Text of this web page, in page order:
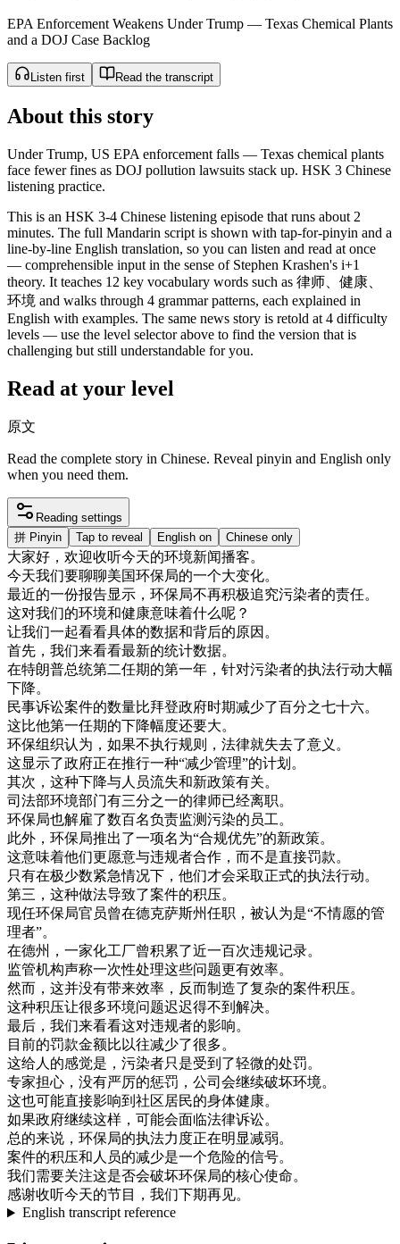
EPA Enforcement Weakens Under Trump — Texas Chemical Plants
and a DOJ Case Backlog
Listen first Read the transcript
About this story
Under Trump, US EPA enforcement falls — Texas chemical plants
face fewer fines as DOJ pollution lawsuits stack up. HSK 3 Chinese
listening practice.
This is an HSK 3-4 Chinese listening episode that runs about 2
minutes. The full Mandarin script is shown with tap-for-pinyin and a
line-by-line English translation, so you can listen and read at once
— comprehensible input in the sense of Stephen Krashen's i+1
theory. It teaches 12 key vocabulary words such as 律师、健康、
环境 and walks through 4 grammar patterns, each explained in
English with examples. The same news story is retold at 4 difficulty
levels — use the level selector above to find the version that is
challenging but still understandable for you.
Read at your level
原文
Read the complete story in Chinese. Reveal pinyin and English only
when you need them.
Reading settings
拼 Pinyin Tap to reveal English on Chinese only
大家好 ， 欢迎收听今天的环境新闻播客。
今天我们要聊聊美国环保局的一个大变化。
最近的一份报告显示 ， 环保局不再积极追究污染者的责任。
这对我们的环境和健康意味着什么呢 ？
让我们一起看看具体的数据和背后的原因 。
首先 ， 我们来看看最新的统计数据。
在特朗普总统第二任期的第一年 ， 针对污染者的执法行动大幅
下降。
民事诉讼案件的数量比拜登政府时期减少了百分之七十六。
这比他第一任期的下降幅度还要大。
环保组织认为 ， 如果不执行规则 ， 法律就失去了意义 。
这显示了政府正在推行一种“减少管理”的计划 。
其次 ， 这种下降与人员流失和新政策有关。
司法部环境部门有三分之一的律师已经离职。
环保局也解雇了数百名负责监测污染的 员工。
此外 ， 环保局推出了一项名为“合规优先”的新政策。
这意味着他们更愿意与违规者合作 ， 而不是直接罚款。
只有在极少数紧急情况下 ， 他们才会采取正式的执法行动。
第三 ， 这种做法导致了案件的积压。
现任环保局官员曾在德克萨斯州任职 ， 被认为是“不情愿的管
理者”。
在德州 ， 一家化工厂曾积累了近一百次违规记录。
监管机构声称一次性处理这些问题更有效率。
然而 ， 这并没有带来效率 ， 反而制造了复杂的案件积压。
这种积压让很多环境问题迟迟得不到 解决。
最后 ， 我们来看看这对违规者的影响。
目前的罚款金额比以往减少了很多。
这给人的感觉是 ， 污染者只是受到 了轻微的处罚。
专家担心 ， 没有严厉的惩罚 ， 公司 会继续破坏环境。
这也可能直接影响到 社区居民的身体健康。
如果政府继续这样 ， 可能会面临法律诉讼。
总的来说 ， 环保局的执法力度正在明显减弱。
案件的积压和人员的减少是一个危险的信号。
我们需要关注这是否会破坏环保局的核心使命。
感谢收听今天的节目 ， 我们下期再见。
English transcript reference